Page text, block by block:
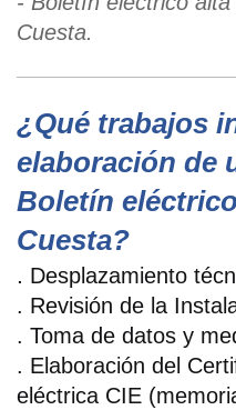
Cuesta.
¿Qué trabajos
elaboración de
Boletín
Cuesta?
. Desplazamiento
. Revisión de la
. Toma de datos y
. Elaboración del
eléctrica CIE